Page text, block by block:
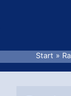
Start